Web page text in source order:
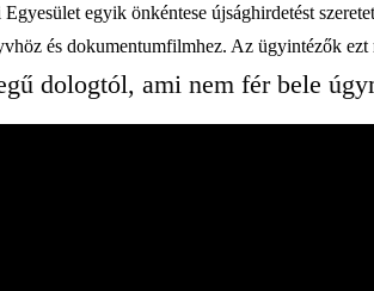
egyik önkéntese újsághirdetést
és dokumentumfilmhez. Az ügyintézők
dologtól, ami nem fér bele